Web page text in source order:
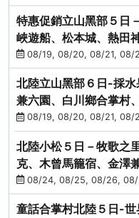
特惠促銷立山黑部５日
峽遊船、松本城、熱田
08/19, 08/20, 08/21, 08/
北陸立山黑部６日-採
兼六園、白川鄉合掌村
花之里絢爛花海
08/19, 08/20, 08/21, 08/
北陸小松５日－牧歌之
克、木曾馬籠宿、金澤
白川鄉合掌村
08/24, 08/25, 08/26, 08/
童話合掌村北陸５日-